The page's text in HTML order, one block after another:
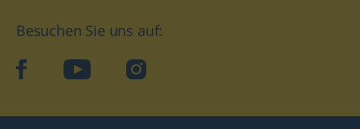
Besuchen Sie uns auf:
facebookYouTube Instagram